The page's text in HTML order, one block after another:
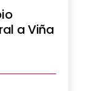
a Viña